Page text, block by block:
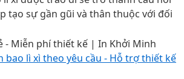
tạo sự gần gũi và thân thuộc với đối
bao lì xì theo yêu cầu - Hỗ trợ thiết kế